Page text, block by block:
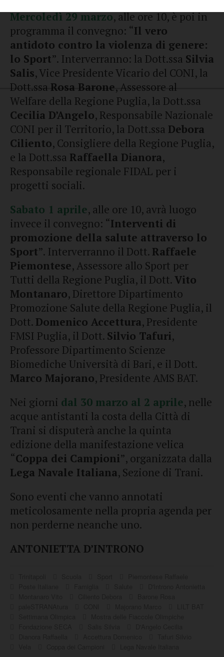
Mercoledì 29 marzo, alle ore 10, è poi in
programma il convegno: “Il vero
antidoto contro la violenza di genere:
lo Sport”. Interverranno: la Dott.ssa Silvia
Salis, Vice Presidente Vicario del CONI, la
Dott.ssa Rosa Barone, Assessore al
Welfare della Regione Puglia, la Dott.ssa
Cecilia D’Angelo, Responsabile Nazionale
CONI per il Territorio, la Dott.ssa Debora
Ciliento, Consigliere della Regione Puglia,
e la Dott.ssa Raffaella Dianora,
Responsabile regionale FIDAL per i
progetti sociali.
Sabato 1 aprile, alle ore 10, avrà luogo
invece il convegno: “Interventi di
promozione della salute attraverso lo
Sport”. Interverranno il Dott. Raffaele
Piemontese, Assessore allo Sport per
Tutti della Regione Puglia, il Dott.Vito
Montanaro, Direttore Dipartimento
Promozione Salute della Regione Puglia, il
Dott.Domenico Accettura, Presidente
FMSI Puglia, il Dott. Silvio Tafuri,
Professore Dipartimento Scienze
Biomediche Università di Bari, e il Dott.
Marco Majorano, Presidente AMS BAT.
Nei giorni dal 30 marzo al 2 aprile, nelle
acque antistanti la costa della Città di
Trani si disputerà anche la quinta
edizione della manifestazione velica
“Coppa dei Campioni”, organizzata dalla
Lega Navale Italiana, Sezione di Trani.
Sono eventi che vanno annotati
meticolosamente nella propria agenda per
non perderne neanche uno.
ANTONIETTA D’INTRONO